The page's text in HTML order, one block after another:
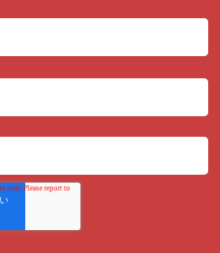
いている場合
ず利用する場合
目的を達成するために、業務の一部を外部に
等＞
個人情報について、お客様ご本人から下記の
人であることを確認した上で合理的な期間内